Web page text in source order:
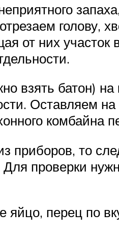
от них
взять батон) на
Оставляем
комбайна
приборов, то
Для проверки
перец по